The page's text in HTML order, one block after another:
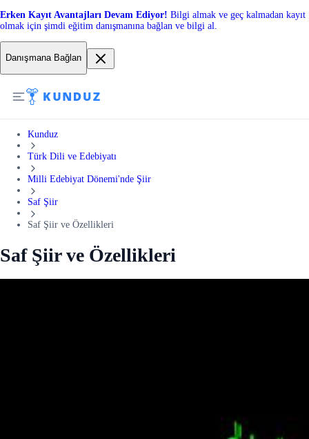
Erken Kayıt Avantajları Devam Ediyor! Bilgi almak ve geç kalmadan kayıt
olmak için şimdi eğitim danışmanına bağlan ve bilgi al.
Danışmana Bağlan
Kunduz
Türk Dili ve Edebiyatı
Milli Edebiyat Dönemi'nde Şiir
Saf Şiir
Saf Şiir ve Özellikleri
Saf Şiir ve Özellikleri